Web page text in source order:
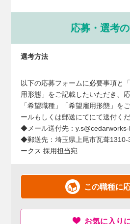
応募・選考
選考方法
以下の応募フォームに必要事項と
用形態」をご記載したいただき、
「希望職種」「希望雇用形態」を
ールもしくは郵送にてにて送付くだ
◆メール送付先：
◆郵送先：埼玉県上尾市瓦葺
ークス 採用担当宛
この職種に
お気に入り